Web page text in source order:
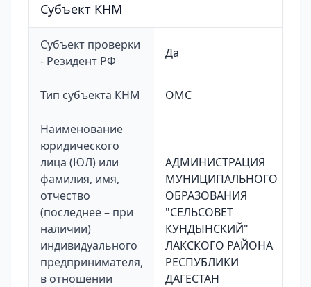
Cубъект КНМ
Субъект проверки
- Резидент РФ
Да
Тип субъекта КНМ ОМС
Наименование
юридического
лица (ЮЛ) или
фамилия, имя,
отчество
(последнее – при
наличии)
индивидуального
предпринимателя,
в отношении
АДМИНИСТРАЦИЯ
МУНИЦИПАЛЬНОГО
ОБРАЗОВАНИЯ
"СЕЛЬСОВЕТ
КУНДЫНСКИЙ"
ЛАКСКОГО РАЙОНА
РЕСПУБЛИКИ
ДАГЕСТАН